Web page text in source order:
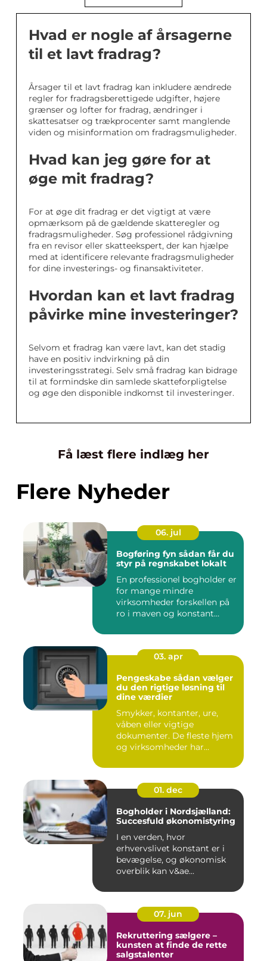
Hvad er nogle af årsagerne
til et lavt fradrag?
Årsager til et lavt fradrag kan inkludere ændrede
regler for fradragsberettigede udgifter, højere
grænser og lofter for fradrag, ændringer i
skattesatser og trækprocenter samt manglende
viden og misinformation om fradragsmuligheder.
Hvad kan jeg gøre for at
øge mit fradrag?
For at øge dit fradrag er det vigtigt at være
opmærksom på de gældende skatteregler og
fradragsmuligheder. Søg professionel rådgivning
fra en revisor eller skatteekspert, der kan hjælpe
med at identificere relevante fradragsmuligheder
for dine investerings- og finansaktiviteter.
Hvordan kan et lavt fradrag
påvirke mine investeringer?
Selvom et fradrag kan være lavt, kan det stadig
have en positiv indvirkning på din
investeringsstrategi. Selv små fradrag kan bidrage
til at formindske din samlede skatteforpligtelse
og øge den disponible indkomst til investeringer.
Få læst flere indlæg her
Flere Nyheder
06. jul
Bogføring fyn sådan får du
styr på regnskabet lokalt
En professionel bogholder er
for mange mindre
virksomheder forskellen på
ro i maven og konstant
03. apr
Pengeskabe sådan vælger
du den rigtige løsning til
dine værdier
Smykker, kontanter, ure,
våben eller vigtige
dokumenter. De fleste hjem
og virksomheder har
01. dec
Bogholder i Nordsjælland:
Succesfuld økonomistyring
I en verden, hvor
erhvervslivet konstant er i
bevægelse, og økonomisk
overblik kan v&ae...
07. jun
Rekruttering sælgere –
kunsten at finde de rette
salgstalenter